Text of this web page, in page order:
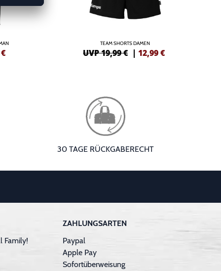
€
TEAM SHORTS DAMEN
UVP 19,99 € |12,99€
30 TAGE RÜCKGABERECHT
Family!
ZAHLUNGSARTEN
Paypal
Apple Pay
Sofortüberweisung